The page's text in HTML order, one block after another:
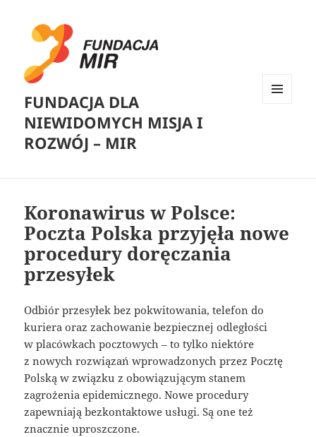
FUNDACJA DLA
NIEWIDOMYCH MISJA I
ROZWÓJ – MIR
Koronawirus w Polsce:
Poczta Polska przyjęła nowe
procedury doręczania
przesyłek
Odbiór przesyłek bez pokwitowania, telefon do
kuriera oraz zachowanie bezpiecznej odległości
w placówkach pocztowych – to tylko niektóre
z nowych rozwiązań wprowadzonych przez Pocztę
Polską w związku z obowiązującym stanem
zagrożenia epidemicznego. Nowe procedury
zapewniają bezkontaktowe usługi. Są one też
znacznie uproszczone.